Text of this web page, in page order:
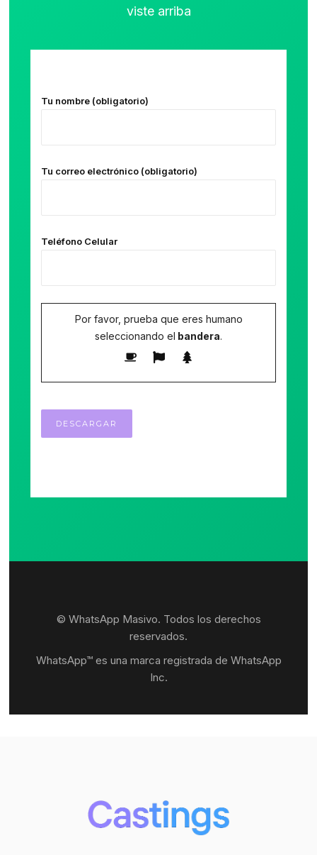
viste arriba
Tu nombre (obligatorio)
Tu correo electrónico (obligatorio)
Teléfono Celular
Por favor, prueba que eres humano
seleccionando el bandera.
© WhatsApp Masivo. Todos los derechos
reservados.
WhatsApp™ es una marca registrada de WhatsApp
Inc.